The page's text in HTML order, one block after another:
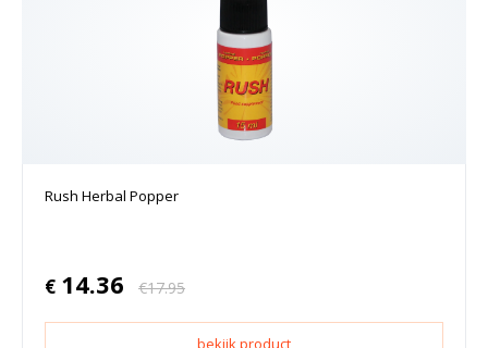
Rush Herbal Popper
€ 14.36 €17.95
bekijk product